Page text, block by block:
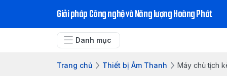
Giải pháp Công nghệ và Năng lượng Hoàng Phát
Danh mục
Trang chủ Thiết bị Âm Thanh Máy chủ tịch